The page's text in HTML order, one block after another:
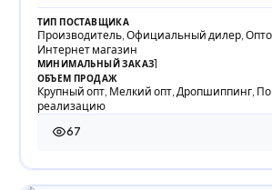
ТИП ПОСТАВЩИКА
Производитель, Официальный дилер,
Интернет магазин
МИНИМАЛЬНЫЙ ЗАКАЗ1
ОБЪЕМ ПРОДАЖ
Крупный опт, Мелкий опт, Дропшиппинг,
реализацию
67
67 просмотров